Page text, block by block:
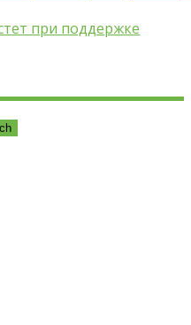
при поддержке